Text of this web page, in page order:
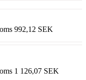
992,12 SEK
1 126,07 SEK